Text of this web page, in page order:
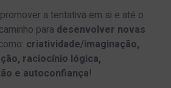
a tentativa em si e até o
para desenvolver novas
criatividade/imaginação,
raciocínio lógica,
e autoconfiança!